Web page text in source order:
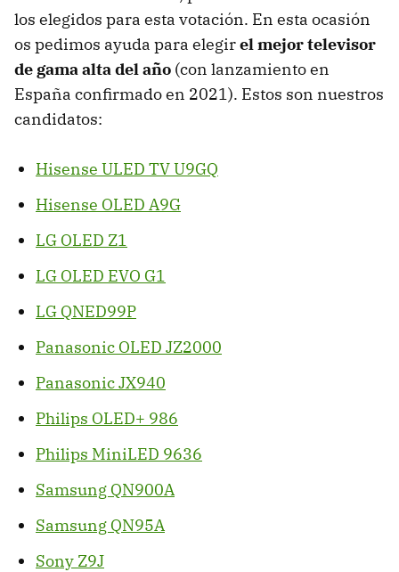
los elegidos para esta votación. En esta ocasión
os pedimos ayuda para elegirel mejor televisor
de gama alta del año (con lanzamiento en
España confirmado en 2021). Estos son nuestros
candidatos:
Hisense ULED TV U9GQ
Hisense OLED A9G
LG OLED Z1
LG OLED EVO G1
LG QNED99P
Panasonic OLED JZ2000
Panasonic JX940
Philips OLED+ 986
Philips MiniLED 9636
Samsung QN900A
Samsung QN95A
Sony Z9J